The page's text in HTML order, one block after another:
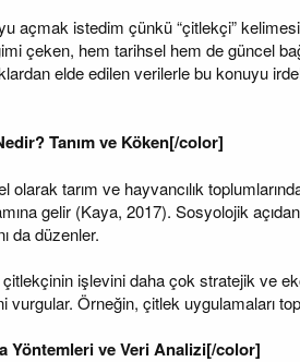
açmak istedim çünkü “çitlekçi”
çeken, hem tarihsel hem de güncel
elde edilen verilerle bu konuyu
Tanım ve Köken[/color]
tarım ve hayvancılık
gelir (Kaya, 2017). Sosyolojik
da düzenler.
çitlekçinin işlevini daha çok stratejik ve
vurgular. Örneğin, çitlek uygulamaları
Yöntemleri ve Veri Analizi[/color]